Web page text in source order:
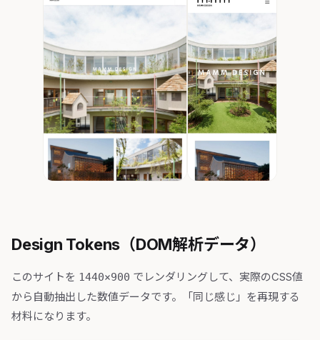
Design Tokens（DOM解析データ）
このサイトを 1440×900 でレンダリングして、実際のCSS値
から自動抽出した数値データです。「同じ感じ」を再現する
材料になります。